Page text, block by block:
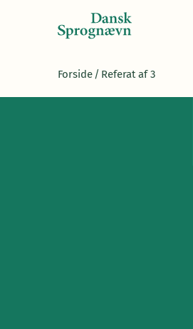
Forside / Referat af 3